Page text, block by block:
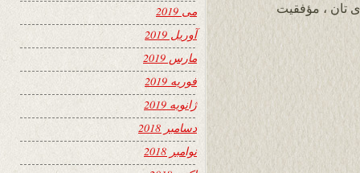
تان ، مؤفقیت
می 2019
آوریل 2019
مارس 2019
فوریه 2019
ژانویه 2019
دسامبر 2018
نوامبر 2018